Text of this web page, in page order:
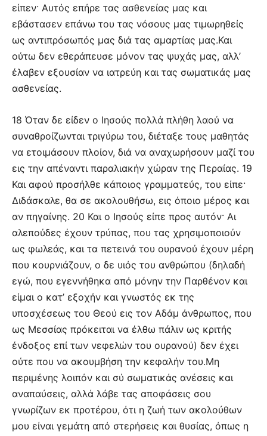
είπεν· Αυτός επήρε τας ασθενείας μας και
εβάστασεν επάνω του τας νόσους μας τιμωρηθείς
ως αντιπρόσωπός μας διά τας αμαρτίας μας.Και
ούτω δεν εθεράπευσε μόνον τας ψυχάς μας, αλλ’
έλαβεν εξουσίαν να ιατρεύη και τας σωματικάς μας
ασθενείας.
18 Όταν δε είδεν ο Ιησούς πολλά πλήθη λαού να
συναθροίζωνται τριγύρω του, διέταξε τους μαθητάς
να ετοιμάσουν πλοίον, διά να αναχωρήσουν μαζί του
εις την απέναντι παραλιακήν χώραν της Περαίας. 19
Και αφού προσήλθε κάποιος γραμματεύς, του είπε·
Διδάσκαλε, θα σε ακολουθήσω, εις όποιο μέρος και
αν πηγαίνης. 20 Και ο Ιησούς είπε προς αυτόν· Αι
αλεπούδες έχουν τρύπας, που τας χρησιμοποιούν
ως φωλεάς, και τα πετεινά του ουρανού έχουν μέρη
που κουρνιάζουν, ο δε υιός του ανθρώπου (δηλαδή
εγώ, που εγεννήθηκα από μόνην την Παρθένον και
είμαι ο κατ’ εξοχήν και γνωστός εκ της
υποσχέσεως του Θεού εις τον Αδάμ άνθρωπος, που
ως Μεσσίας πρόκειται να έλθω πάλιν ως κριτής
ένδοξος επί των νεφελών του ουρανού) δεν έχει
ούτε που να ακουμβήση την κεφαλήν του.Μη
περιμένης λοιπόν και σύ σωματικάς ανέσεις και
αναπαύσεις, αλλά λάβε τας αποφάσεις σου
γνωρίζων εκ προτέρου, ότι η ζωή των ακολούθων
μου είναι γεμάτη από στερήσεις και θυσίας, όπως η